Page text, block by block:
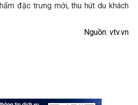
đặc trưng mới, thu hút du khách
Nguồn: vtv.vn